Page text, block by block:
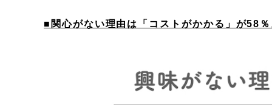
■関心がない理由は「コストがかかる」が58